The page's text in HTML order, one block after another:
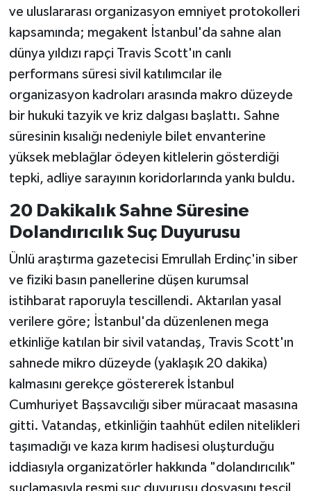
ve uluslararası organizasyon emniyet protokolleri
kapsamında; megakent İstanbul'da sahne alan
dünya yıldızı rapçi Travis Scott'ın canlı
performans süresi sivil katılımcılar ile
organizasyon kadroları arasında makro düzeyde
bir hukuki tazyik ve kriz dalgası başlattı. Sahne
süresinin kısalığı nedeniyle bilet envanterine
yüksek meblağlar ödeyen kitlelerin gösterdiği
tepki, adliye sarayının koridorlarında yankı buldu.
20 Dakikalık Sahne Süresine
Dolandırıcılık Suç Duyurusu
Ünlü araştırma gazetecisi Emrullah Erdinç'in siber
ve fiziki basın panellerine düşen kurumsal
istihbarat raporuyla tescillendi. Aktarılan yasal
verilere göre; İstanbul'da düzenlenen mega
etkinliğe katılan bir sivil vatandaş, Travis Scott'ın
sahnede mikro düzeyde (yaklaşık 20 dakika)
kalmasını gerekçe göstererek İstanbul
Cumhuriyet Başsavcılığı siber müracaat masasına
gitti. Vatandaş, etkinliğin taahhüt edilen nitelikleri
taşımadığı ve kaza kırım hadisesi oluşturduğu
iddiasıyla organizatörler hakkında "dolandırıcılık"